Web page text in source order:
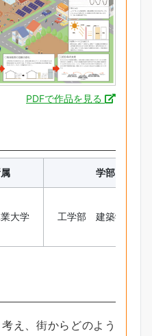
PDFで作品を見る
学部・学科
大学
工学部 建築学科
え、街からどのよう